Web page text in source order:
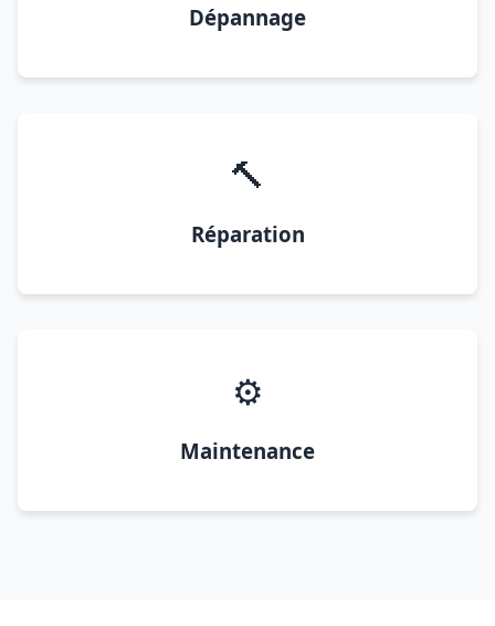
Dépannage
🔨
Réparation
⚙️
Maintenance